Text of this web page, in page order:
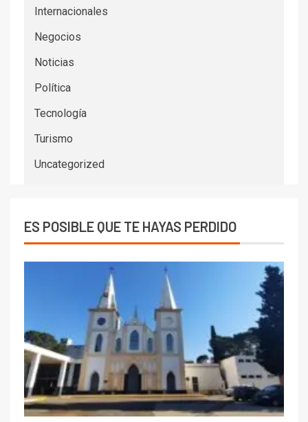
Internacionales
Negocios
Noticias
Política
Tecnología
Turismo
Uncategorized
ES POSIBLE QUE TE HAYAS PERDIDO